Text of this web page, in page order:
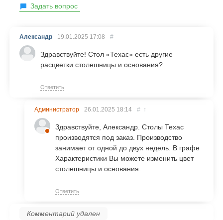
Задать вопрос
Александр 19.01.2025 17:08 #
Здравствуйте! Стол «Техас» есть другие
расцветки столешницы и основания?
Ответить
Администратор 26.01.2025 18:14 # ↑
Здравствуйте, Александр. Столы Техас
производятся под заказ. Производство
занимает от одной до двух недель. В графе
Характеристики Вы можете изменить цвет
столешницы и основания.
Ответить
Комментарий удален